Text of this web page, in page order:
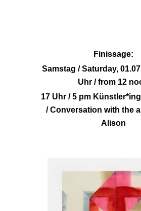
Finissage:
Samstag / Saturday,
Uhr / from 12
17 Uhr / 5 pm
/ Conversation with the
Alison